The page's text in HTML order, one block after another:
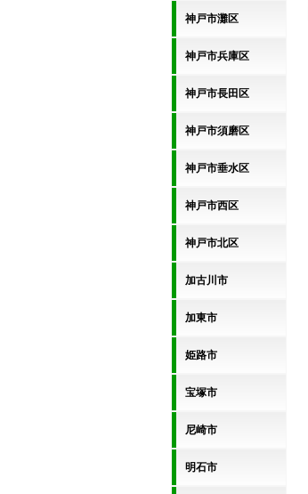
神戸市灘区
神戸市兵庫区
神戸市長田区
神戸市須磨区
神戸市垂水区
神戸市西区
神戸市北区
加古川市
加東市
姫路市
宝塚市
尼崎市
明石市